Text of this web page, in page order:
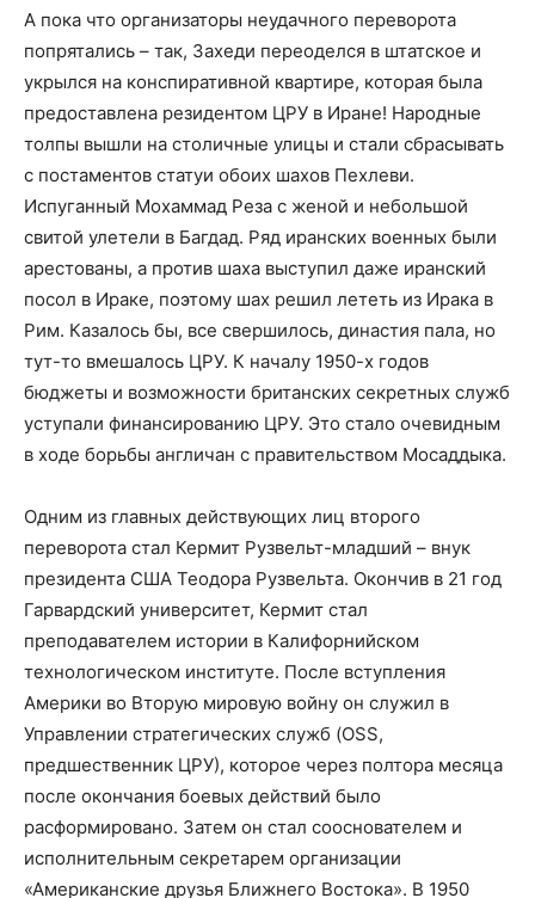
А пока что организаторы неудачного переворота
попрятались – так, Захеди переоделся в штатское и
укрылся на конспиративной квартире, которая была
предоставлена резидентом ЦРУ в Иране! Народные
толпы вышли на столичные улицы и стали сбрасывать
с постаментов статуи обоих шахов Пехлеви.
Испуганный Мохаммад Реза с женой и небольшой
свитой улетели в Багдад. Ряд иранских военных были
арестованы, а против шаха выступил даже иранский
посол в Ираке, поэтому шах решил лететь из Ирака в
Рим. Казалось бы, все свершилось, династия пала, но
тут-то вмешалось ЦРУ. К началу 1950-х годов
бюджеты и возможности британских секретных служб
уступали финансированию ЦРУ. Это стало очевидным
в ходе борьбы англичан с правительством Мосаддыка.
Одним из главных действующих лиц второго
переворота стал Кермит Рузвельт-младший – внук
президента США Теодора Рузвельта. Окончив в 21 год
Гарвардский университет, Кермит стал
преподавателем истории в Калифорнийском
технологическом институте. После вступления
Америки во Вторую мировую войну он служил в
Управлении стратегических служб (OSS,
предшественник ЦРУ), которое через полтора месяца
после окончания боевых действий было
расформировано. Затем он стал сооснователем и
исполнительным секретарем организации
«Американские друзья Ближнего Востока». В 1950